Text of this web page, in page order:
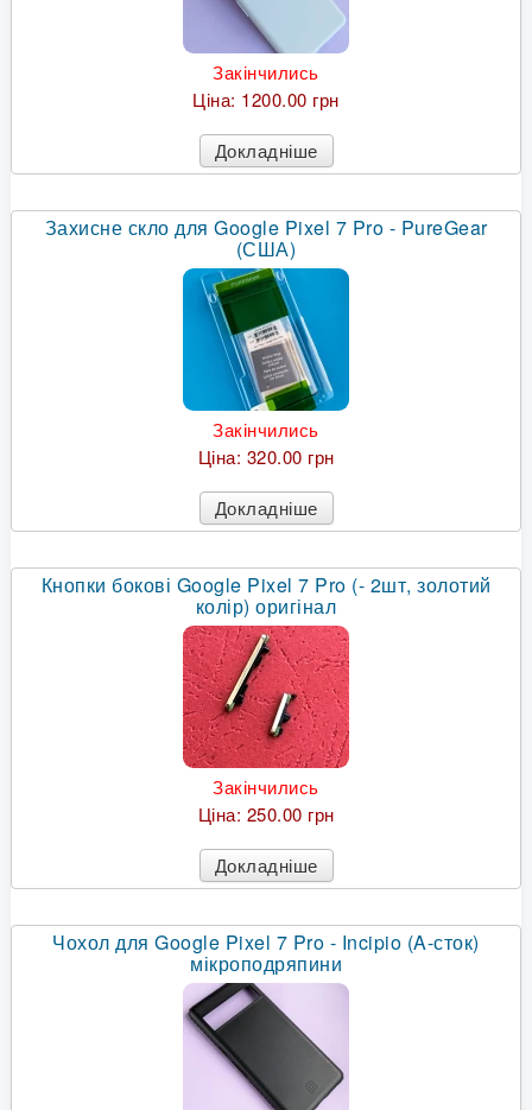
Закінчились
Ціна: 1200.00 грн
Докладніше
Захисне скло для Google Pixel 7 Pro - PureGear
(США)
Закінчились
Ціна: 320.00 грн
Докладніше
Кнопки бокові Google Pixel 7 Pro (- 2шт, золотий
колір) оригінал
Закінчились
Ціна: 250.00 грн
Докладніше
Чохол для Google Pixel 7 Pro - Incipio (A-сток)
мікроподряпини